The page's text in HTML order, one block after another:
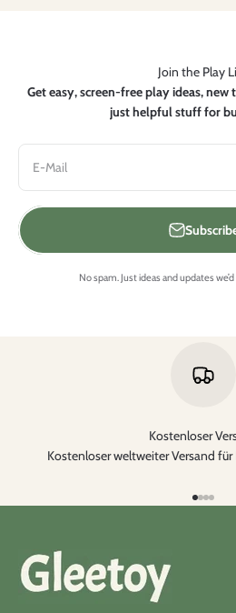
Join the Play
Get easy, screen-free play ideas,
just helpful stuff for
E-Mail
No spam. Just ideas and updates
Kostenloser
Kostenloser weltweiter Versand
Gehe
Gehe